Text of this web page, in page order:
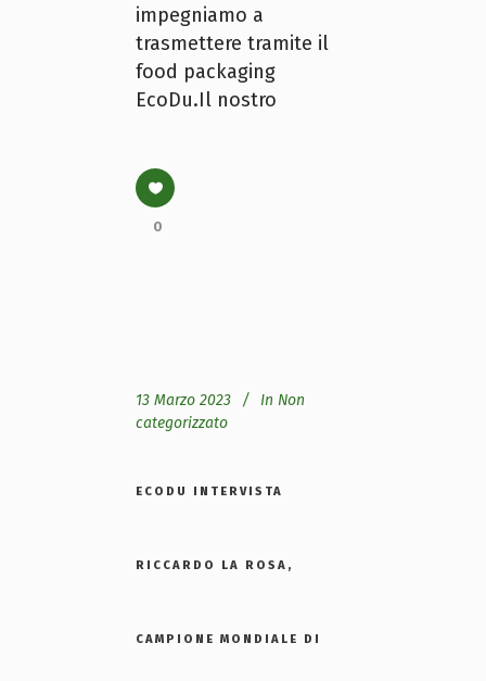
impegniamo a
trasmettere tramite il
food packaging
EcoDu.Il nostro
0
13 Marzo 2023 In Non
categorizzato
ECODU INTERVISTA
RICCARDO LA ROSA,
CAMPIONE MONDIALE DI